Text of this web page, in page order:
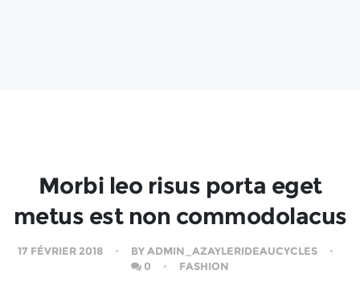
Morbi leo risus porta eget
metus est non commodolacus
17 FÉVRIER 2018 BYADMIN_AZAYLERIDEAUCYCLES
0
FASHION